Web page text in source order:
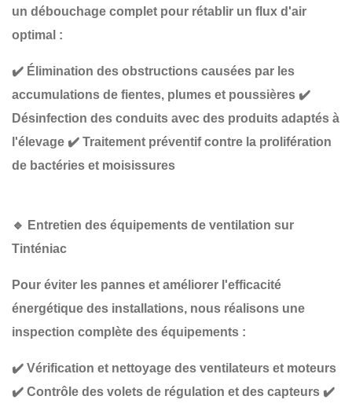
un débouchage complet pour rétablir un flux d'air
optimal :
✔️ Élimination des obstructions causées par les
accumulations de fientes, plumes et poussières ✔️
Désinfection des conduits avec des produits adaptés à
l'élevage ✔️ Traitement préventif contre la prolifération
de bactéries et moisissures
🔹 Entretien des équipements de ventilation sur
Tinténiac
Pour éviter les pannes et améliorer l'efficacité
énergétique des installations, nous réalisons une
inspection complète des équipements :
✔️ Vérification et nettoyage des ventilateurs et moteurs
✔️ Contrôle des volets de régulation et des capteurs ✔️